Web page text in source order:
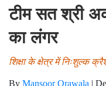
टीम सत श्री
का लंगर
शिक्षा के क्षेत्र में निःशुल्क
By Mansoor Orawala |